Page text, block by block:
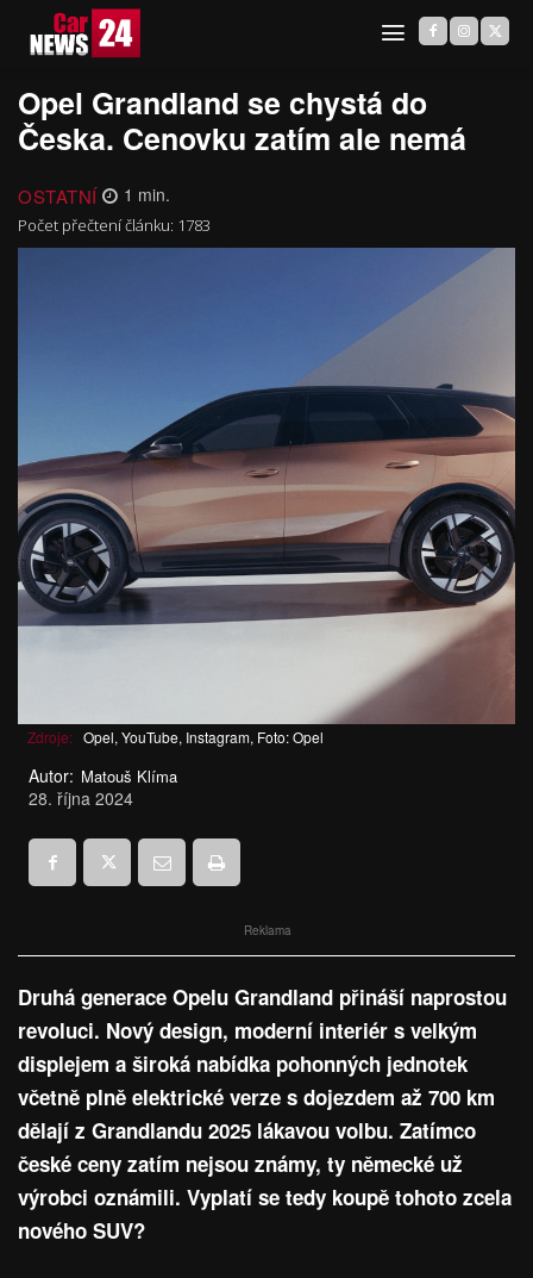
Opel Grandland se chystá do
Česka. Cenovku zatím ale nemá
OSTATNÍ 1 min.
Počet přečtení článku: 1783
Zdroje: Opel, YouTube, Instagram, Foto: Opel
Autor: Matouš Klíma
28. října 2024
Reklama
Druhá generace Opelu Grandland přináší naprostou
revoluci. Nový design, moderní interiér s velkým
displejem a široká nabídka pohonných jednotek
včetně plně elektrické verze s dojezdem až 700 km
dělají z Grandlandu 2025 lákavou volbu. Zatímco
české ceny zatím nejsou známy, ty německé už
výrobci oznámili. Vyplatí se tedy koupě tohoto zcela
nového SUV?